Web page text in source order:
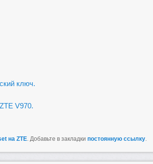
ключ.
V970.
на ZTE. Добавьте в закладки постоянную ссылку.